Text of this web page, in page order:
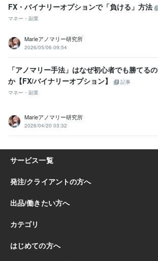
FX・バイナリーオプションで「負ける」方法
マネー・副業
Marieアノマリー研究所
2026/05/06 09:54
「アノマリー手法」はなぜ初心者でも勝てるの
か【FX/バイナリーオプション】
記事
マネー・副業
Marieアノマリー研究所
2026/04/20 03:32